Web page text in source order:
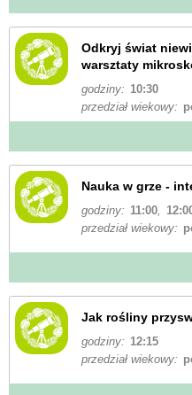
Odkryj świat
warsztaty
godziny: 10:30
przedział wiekowy:
Nauka w grze -
godziny: 11:00,
przedział wiekowy:
Jak rośliny
godziny: 12:15
przedział wiekowy: